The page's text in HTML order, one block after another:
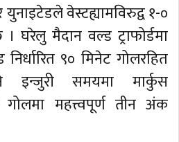
वेस्टह्यामविरुद्व १-०
मैदान वल्ड ट्राफोर्डमा
९० मिनेट गोलरहित
इन्जुरी समयमा मार्कुस
गोलमा महत्त्वपूर्ण तीन अंक